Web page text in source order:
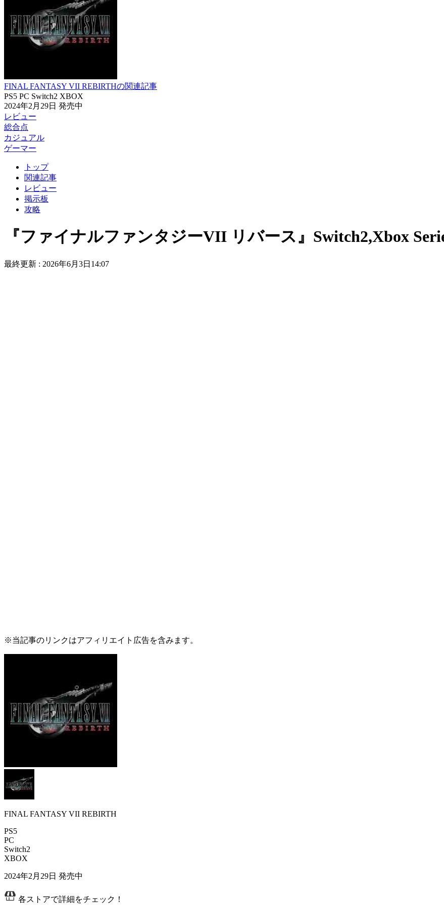
FINAL FANTASY VII REBIRTHの関連記事
PS5 PC Switch2 XBOX
2024年2月29日 発売中
レビュー
総合点
カジュアル
ゲーマー
トップ
関連記事
レビュー
掲示板
攻略
『ファイナルファンタジーVII リバース』Switch2,Xbox
最終更新 : 2026年6月3日14:07
※当記事のリンクはアフィリエイト広告を含みます。
FINAL FANTASY VII REBIRTH
PS5
PC
Switch2
XBOX
2024年2月29日 発売中
各ストアで詳細をチェック！